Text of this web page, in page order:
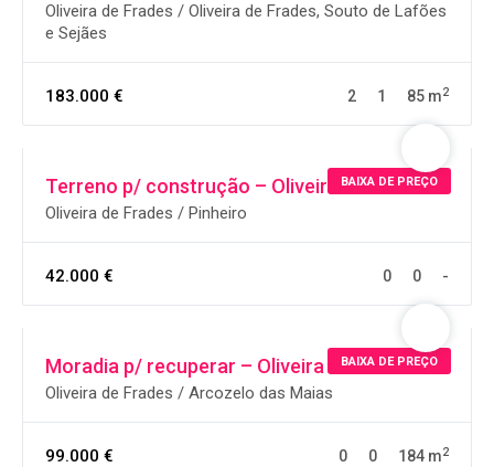
Oliveira de Frades / Oliveira de Frades, Souto de Lafões
e Sejães
183.000 € 85 m2
1
2
BAIXA DE PREÇO
Terreno p/ construção – Oliveira de Frades
Oliveira de Frades / Pinheiro
42.000 € -
0
0
BAIXA DE PREÇO
Moradia p/ recuperar – Oliveira de Frades
Oliveira de Frades / Arcozelo das Maias
99.000 € 184 m2
0
0